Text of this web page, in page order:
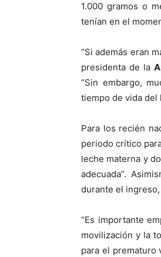
1.000 gramos o
tenían en el
“Si además eran
presidenta de la
“Sin embargo,
tiempo de vida del
Para los recién
periodo crítico
leche materna y
adecuada”.
durante el
“Es importante
movilización y la
para el prematuro